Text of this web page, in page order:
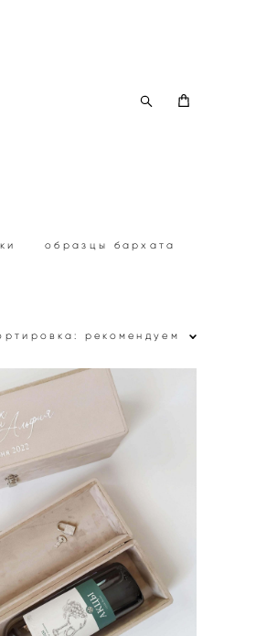
образцы бархата
рекомендуем